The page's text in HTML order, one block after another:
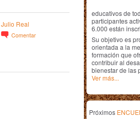
Julio Real
Comentar
educativos de
participantes
6.000 están
Su objetivo es
orientada a la
formación que
contribuir al
bienestar de las
Ver más...
Próximos